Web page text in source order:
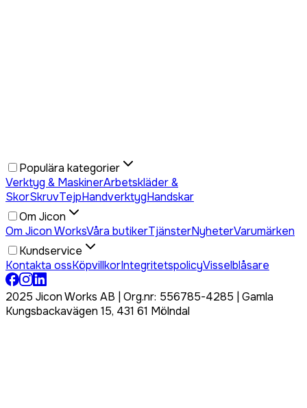
Populära kategorier
Verktyg & MaskinerArbetskläder &
SkorSkruvTejpHandverktygHandskar
Om Jicon
Om Jicon WorksVåra butikerTjänsterNyheterVarumärken
Kundservice
Kontakta ossKöpvillkorIntegritetspolicyVisselblåsare
2025 Jicon Works AB | Org.nr: 556785-4285 | Gamla
Kungsbackavägen 15, 431 61 Mölndal